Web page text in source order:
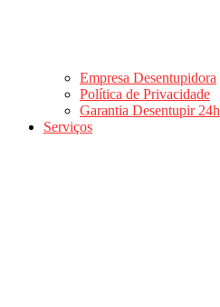
Empresa Desentupidora
Política de Privacidade
Garantia Desentupir 24h
Serviços